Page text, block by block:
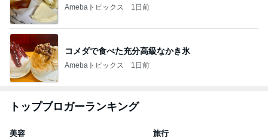
Amebaトピックス 1日前
コメダで食べた充分高級なかき氷
Amebaトピックス 1日前
トップブロガーランキング
美容 旅行